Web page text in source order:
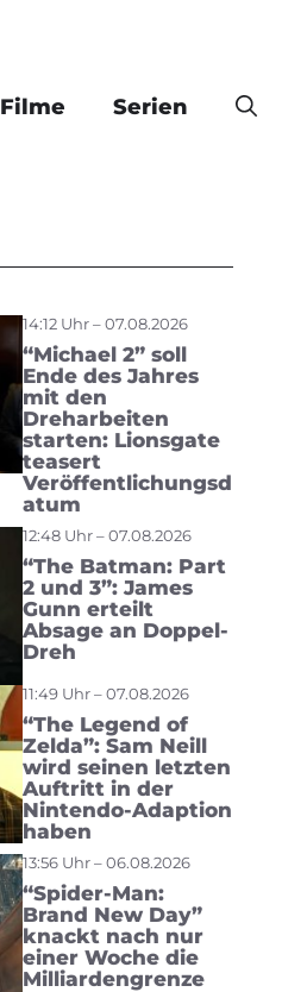
Filme Serien
14:12 Uhr – 07.08.2026
“Michael 2” soll
Ende des Jahres
mit den
Dreharbeiten
starten: Lionsgate
teasert
Veröffentlichungsd
atum
12:48 Uhr – 07.08.2026
“The Batman: Part
2 und 3”: James
Gunn erteilt
Absage an Doppel-
Dreh
11:49 Uhr – 07.08.2026
“The Legend of
Zelda”: Sam Neill
wird seinen letzten
Auftritt in der
Nintendo-Adaption
haben
13:56 Uhr – 06.08.2026
“Spider-Man:
Brand New Day”
knackt nach nur
einer Woche die
Milliardengrenze